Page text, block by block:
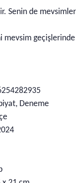
Senin de
mevsim
Deneme